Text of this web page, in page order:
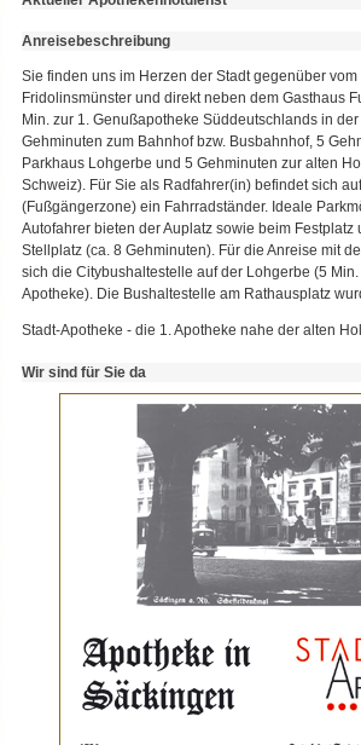
Anreisebeschreibung
Sie finden uns im Herzen der Stadt gegenüber
Fridolinsmünster und direkt neben dem Gasthaus
Min. zur 1. Genußapotheke Süddeutschlands in
Gehminuten zum Bahnhof bzw. Busbahnhof, 5
Parkhaus Lohgerbe und 5 Gehminuten zur alten
Schweiz). Für Sie als Radfahrer(in) befindet sich
(Fußgängerzone) ein Fahrradständer. Ideale
Autofahrer bieten der Auplatz sowie beim Festplatz
Stellplatz (ca. 8 Gehminuten). Für die Anreise mit
sich die Citybushaltestelle auf der Lohgerbe (5
Apotheke). Die Bushaltestelle am Rathausplatz
Stadt-Apotheke - die 1. Apotheke nahe der alten
Wir sind für Sie da